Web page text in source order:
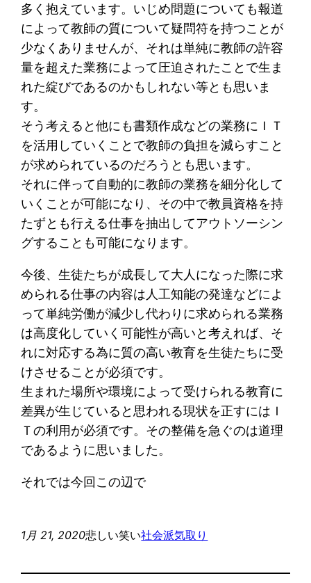
多く抱えています。いじめ問題についても報道
によって教師の質について疑問符を持つことが
少なくありませんが、それは単純に教師の許容
量を超えた業務によって圧迫されたことで生ま
れた綻びであるのかもしれない等とも思いま
す。
そう考えると他にも書類作成などの業務にＩＴ
を活用していくことで教師の負担を減らすこと
が求められているのだろうとも思います。
それに伴って自動的に教師の業務を細分化して
いくことが可能になり、その中で教員資格を持
たずとも行える仕事を抽出してアウトソーシン
グすることも可能になります。
今後、生徒たちが成長して大人になった際に求
められる仕事の内容は人工知能の発達などによ
って単純労働が減少し代わりに求められる業務
は高度化していく可能性が高いと考えれば、そ
れに対応する為に質の高い教育を生徒たちに受
けさせることが必須です。
生まれた場所や環境によって受けられる教育に
差異が生じていると思われる現状を正すにはＩ
Ｔの利用が必須です。その整備を急ぐのは道理
であるように思いました。
それでは今回この辺で
1月 21, 2020悲しい笑い社会派気取り